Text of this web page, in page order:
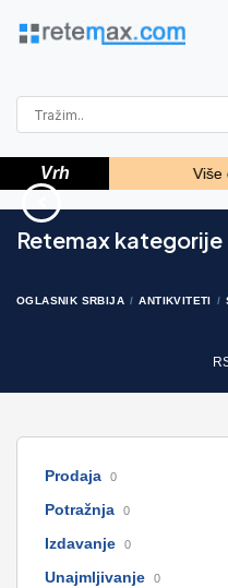
Vrh
24 sata!!! ***** Više
Mini bager JCB
17.000 EUR
Retemax kategorije
OGLASNIK SRBIJA ANTIKVITETI
Prodaja 0
Potražnja 0
Izdavanje 0
Unajmljivanje 0